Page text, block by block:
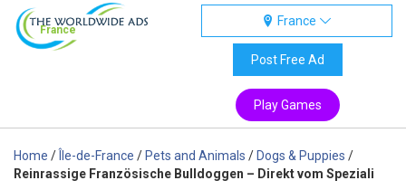
France
France
Post Free Ad
Play Games
Home / Île-de-France / Pets and Animals / Dogs & Puppies /
Reinrassige Französische Bulldoggen – Direkt vom Speziali